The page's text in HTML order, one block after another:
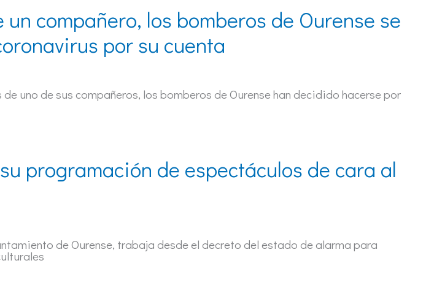
compañero, los bomberos de Ourense se
por su cuenta
uno de sus compañeros, los bomberos de Ourense han decidido hacerse por
programación de espectáculos de cara al
de Ourense, trabaja desde el decreto del estado de alarma para